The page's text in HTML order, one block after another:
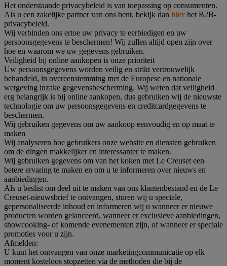
Het onderstaande privacybeleid is van toepassing op consumenten.
Als u een zakelijke partner van ons bent, bekijk dan hier het B2B-
privacybeleid.
Wij verbinden ons ertoe uw privacy te eerbiedigen en uw
persoonsgegevens te beschermen! Wij zullen altijd open zijn over
hoe en waarom we uw gegevens gebruiken.
Veiligheid bij online aankopen is onze prioriteit
Uw persoonsgegevens worden veilig en strikt vertrouwelijk
behandeld, in overeenstemming met de Europese en nationale
wetgeving inzake gegevensbescherming. Wij weten dat veiligheid
erg belangrijk is bij online aankopen, dus gebruiken wij de nieuwste
technologie om uw persoonsgegevens en creditcardgegevens te
beschermen.
Wij gebruiken gegevens om uw aankoop eenvoudig en op maat te
maken
Wij analyseren hoe gebruikers onze website en diensten gebruiken
om de dingen makkelijker en interessanter te maken.
Wij gebruiken gegevens om van het koken met Le Creuset een
betere ervaring te maken en om u te informeren over nieuws en
aanbiedingen.
Als u beslist om deel uit te maken van ons klantenbestand en de Le
Creuset-nieuwsbrief te ontvangen, sturen wij u speciale,
gepersonaliseerde inhoud en informeren wij u wanneer er nieuwe
producten worden gelanceerd, wanneer er exclusieve aanbiedingen,
showcooking- of komende evenementen zijn, of wanneer er speciale
promoties voor u zijn.
Afmelden:
U kunt het ontvangen van onze marketingcommunicatie op elk
moment kosteloos stopzetten via de methoden die bij de